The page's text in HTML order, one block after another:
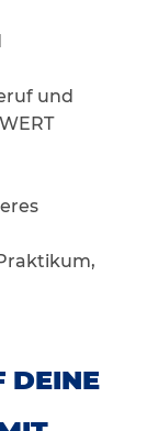
und
DEINE